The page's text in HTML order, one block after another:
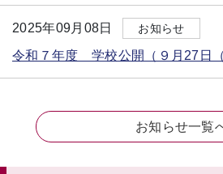
2025年09月08日 お知らせ
令和７年度 学校公開（９月27日（
お知らせ一覧